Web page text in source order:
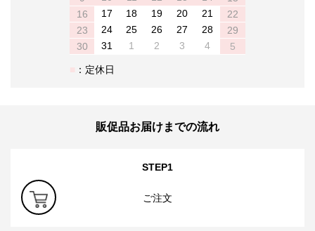
16
17 18 19 20 21
22
23
24 25 26 27 28
29
30
31 1 2 3 4 5
：定休日
販促品お届けまでの流れ
STEP1
ご注文